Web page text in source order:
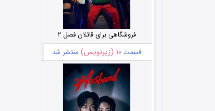
فروشگاهی برای قاتلان فصل ۲
قسمت۱۰ (زیرنویس) منتشر شد